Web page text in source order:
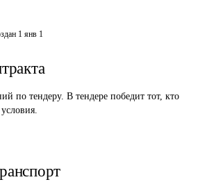
1 янв 1
по тендеру. В тендере победит тот, кто